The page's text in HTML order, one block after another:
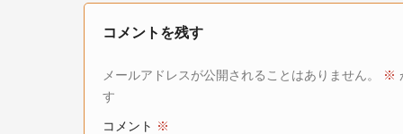
コメントを残す
メールアドレスが公開されることはありません。 ※
す
コメント ※